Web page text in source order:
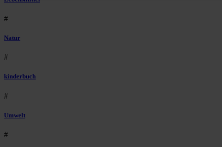
#
Natur
#
kinderbuch
#
Umwelt
#